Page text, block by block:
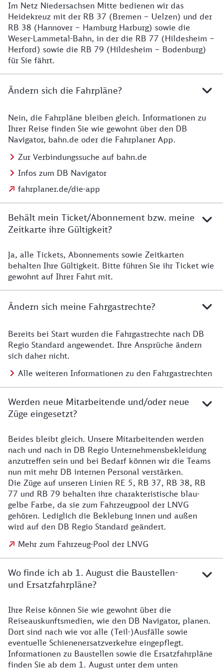
Im Netz Niedersachsen Mitte bedienen wir das
Heidekreuz mit der RB 37 (Bremen – Uelzen) und der
RB 38 (Hannover – Hamburg Harburg) sowie die
Weser-Lammetal-Bahn, in der die RB 77 (Hildesheim –
Herford) sowie die RB 79 (Hildesheim – Bodenburg)
für Sie fährt.
Ändern sich die Fahrpläne?
Details zu den Fahrplänen
Nein, die Fahrpläne bleiben gleich. Informationen zu
Ihrer Reise finden Sie wie gewohnt über den DB
Navigator, bahn.de oder die Fahrplaner App.
Zur Verbindungssuche auf bahn.de
Infos zum DB Navigator
fahrplaner.de/die-app
Behält mein Ticket/Abonnement bzw. meine
Zeitkarte ihre Gültigkeit?
Details zur Zeitkarte
Ja, alle Tickets, Abonnements sowie Zeitkarten
behalten Ihre Gültigkeit. Bitte führen Sie ihr Ticket wie
gewohnt auf Ihrer Fahrt mit.
Ändern sich meine Fahrgastrechte?
Details zu Fahrgastrechten
Bereits bei Start wurden die Fahrgastrechte nach DB
Regio Standard angewendet. Ihre Ansprüche ändern
sich daher nicht.
Alle weiteren Informationen zu den Fahrgastrechten
Werden neue Mitarbeitende und/oder neue
Züge eingesetzt?
Details zu den Mitarbeitenden
Beides bleibt gleich. Unsere Mitarbeitenden werden
nach und nach in DB Regio Unternehmensbekleidung
anzutreffen sein und bei Bedarf können wir die Teams
nun mit mehr DB internen Personal verstärken.
Die Züge auf unseren Linien RE 5, RB 37, RB 38, RB
77 und RB 79 behalten ihre charakteristische blau-
gelbe Farbe, da sie zum Fahrzeugpool der LNVG
gehören. Lediglich die Beklebung innen und außen
wird auf den DB Regio Standard geändert.
Mehr zum Fahrzeug-Pool der LNVG
Wo finde ich ab 1. August die Baustellen-
und Ersatzfahrpläne?
Details zu Baustelle
Ihre Reise können Sie wie gewohnt über die
Reiseauskunftsmedien, wie den DB Navigator, planen.
Dort sind nach wie vor alle (Teil-)Ausfälle sowie
eventuelle Schienenersatzverkehre eingepflegt.
Informationen zu Baustellen sowie die Ersatzfahrpläne
finden Sie ab dem 1. August unter dem unten